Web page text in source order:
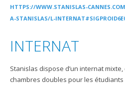
HTTPS://WWW.STANISLAS-
A-STANISLAS/L-
INTERNAT
Stanislas dispose d’un internat
chambres doubles pour les